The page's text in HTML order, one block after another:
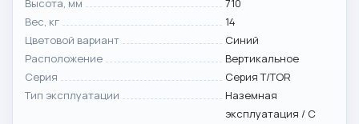
Высота, мм
710
Вес, кг
14
Цветовой вариант
Синий
Расположение
Вертикальное
Серия
Серия T/TOR
Тип эксплуатации
Наземная
эксплуатация / С